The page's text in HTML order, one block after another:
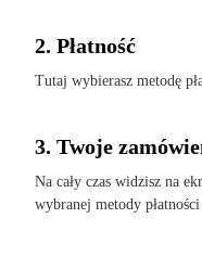
2. Płatność
Tutaj wybierasz metodę
3. Twoje
Na cały czas widzisz na
wybranej metody